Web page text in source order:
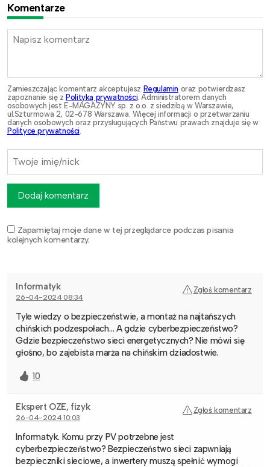
Komentarze
Zamieszczając komentarz akceptujesz Regulamin oraz potwierdzasz
zapoznanie się zPolityką prywatności . Administratorem danych
osobowych jest E-MAGAZYNY sp. z o.o. z siedzibą w Warszawie,
ul.Szturmowa 2, 02-678 Warszawa. Więcej informacji o przetwarzaniu
danych osobowych oraz przysługujących Państwu prawach znajduje się w
Polityce prywatności
Zapamiętaj moje dane w tej przeglądarce podczas pisania
kolejnych komentarzy.
Dodaj komentarz
Informatyk
26-04-2024 08:34
Zgłoś komentarz
Tyle wiedzy o bezpieczeństwie, a montaż na najtańszych
chińskich podzespołach… A gdzie cyberbezpieczeństwo?
Gdzie bezpieczeństwo sieci energetycznych? Nie mówi się
głośno, bo zajebista marża na chińskim dziadostwie.
10
Ekspert OZE, fizyk
26-04-2024 10:03
Zgłoś komentarz
Informatyk. Komu przy PV potrzebne jest
cyberbezpieczeństwo? Bezpieczeństwo sieci zapwniają
bezpieczniki sieciowe, a inwertery muszą spełnić wymogi